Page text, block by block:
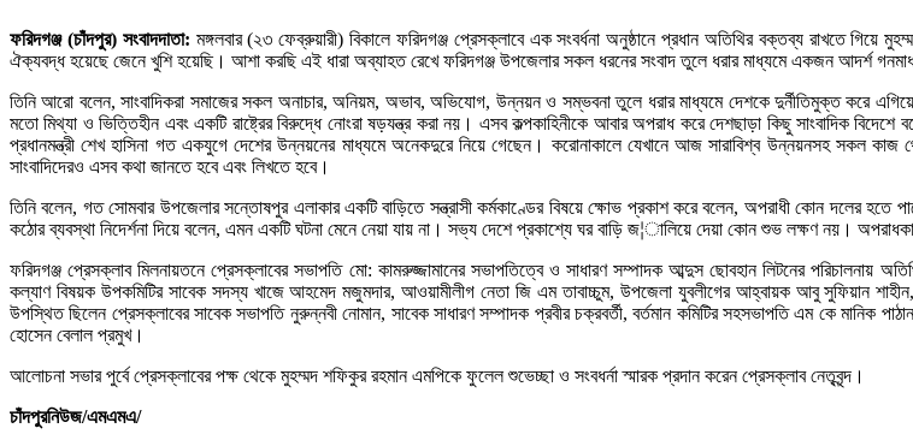
ফরিদগঞ্জ (চাঁদপুর) সংবাদদাতা: মঙ্গলবার (২৩ ফেব্রুয়ারী) বিকালে ফরিদগঞ্জ প্রেসক্লাবে এক সংবর্ধনা অনুষ্ঠানে প্রধান অতিথির বক্তব্য রাখতে গিয়ে
ঐক্যবদ্ধ হয়েছে জেনে খুশি হয়েছি। আশা করছি এই ধারা অব্যাহত রেখে ফরিদগঞ্জ উপজেলার সকল ধরনের সংবাদ তুলে ধরার মাধ্যমে একজন আদর্শ
তিনি আরো বলেন, সাংবাদিকরা সমাজের সকল অনাচার, অনিয়ম, অভাব, অভিযোগ, উন্নয়ন ও সম্ভবনা তুলে ধরার মাধ্যমে দেশকে দুর্নীতিমুক্ত করে
মতো মিথ্যা ও ভিত্তিহীন এবং একটি রাষ্ট্রের বিরুদ্ধে নোংরা ষড়যন্ত্র করা নয়। এসব কল্পকাহিনীকে আবার অপরাধ করে দেশছাড়া কিছু সাংবাদিক
প্রধানমন্ত্রী শেখ হাসিনা গত একযুগে দেশের উন্নয়নের মাধ্যমে অনেকদুরে নিয়ে গেছেন। করোনাকালে যেখানে আজ সারাবিশ্ব উন্নয়নসহ সকল
সাংবাদিদেরও এসব কথা জানতে হবে এবং লিখতে হবে।
তিনি বলেন, গত সোমবার উপজেলার সন্তোষপুর এলাকার একটি বাড়িতে সন্ত্রাসী কর্মকাণ্ডের বিষয়ে ক্ষোভ প্রকাশ করে বলেন, অপরাধী কোন দলের
কঠোর ব্যবস্থা নিদের্শনা দিয়ে বলেন, এমন একটি ঘটনা মেনে নেয়া যায় না। সভ্য দেশে প্রকাশ্যে ঘর বাড়ি জ¦ালিয়ে দেয়া কোন শুভ লক্ষণ নয়।
ফরিদগঞ্জ প্রেসক্লাব মিলনায়তনে প্রেসক্লাবের সভাপতি মো: কামরুজ্জামানের সভাপতিত্বে ও সাধারণ সম্পাদক আব্দুস ছোবহান লিটনের পরিচালনায়
কল্যাণ বিষয়ক উপকমিটির সাবেক সদস্য খাজে আহমেদ মজুমদার, আওয়ামীলীগ নেতা জি এম তাবাচ্চুম, উপজেলা যুবলীগের আহ্বায়ক আবু সুফিয়ান
উপস্থিত ছিলেন প্রেসক্লাবের সাবেক সভাপতি নুরুন্নবী নোমান, সাবেক সাধারণ সম্পাদক প্রবীর চক্রবর্তী, বর্তমান কমিটির সহসভাপতি এম কে মানিক
হোসেন বেলাল প্রমুখ।
আলোচনা সভার পুর্বে প্রেসক্লাবের পক্ষ থেকে মুহম্মদ শফিকুর রহমান এমপিকে ফুলেল শুভেচ্ছা ও সংবধর্না স্মারক প্রদান করেন প্রেসক্লাব নেতৃবৃন্দ।
চাঁদপুরনিউজ/এমএমএ/